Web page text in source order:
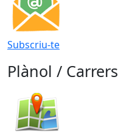
Subscriu-te
Plànol / Carrers